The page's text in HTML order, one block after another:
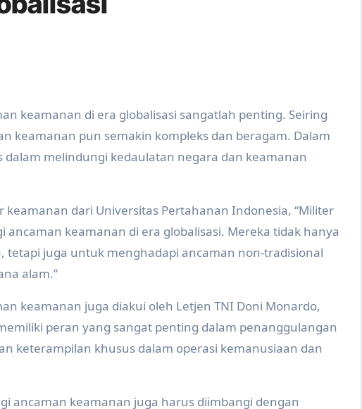
keamanan di era globalisasi sangatlah penting. Seiring
keamanan pun semakin kompleks dan beragam. Dalam
melindungi kedaulatan negara dan keamanan
dari Universitas Pertahanan Indonesia, “Militer
keamanan di era globalisasi. Mereka tidak hanya
juga untuk menghadapi ancaman non-tradisional
alam.”
keamanan juga diakui oleh Letjen TNI Doni Monardo,
peran yang sangat penting dalam penanggulangan
keterampilan khusus dalam operasi kemanusiaan dan
ancaman keamanan juga harus diimbangi dengan